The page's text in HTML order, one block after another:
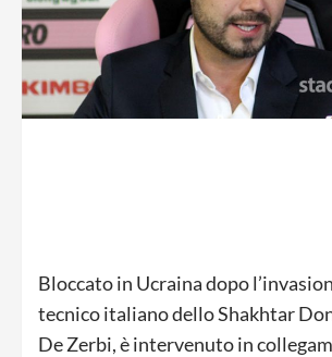
Bloccato in Ucraina dopo
tecnico italiano dello Shakhtar
De Zerbi, è intervenuto in